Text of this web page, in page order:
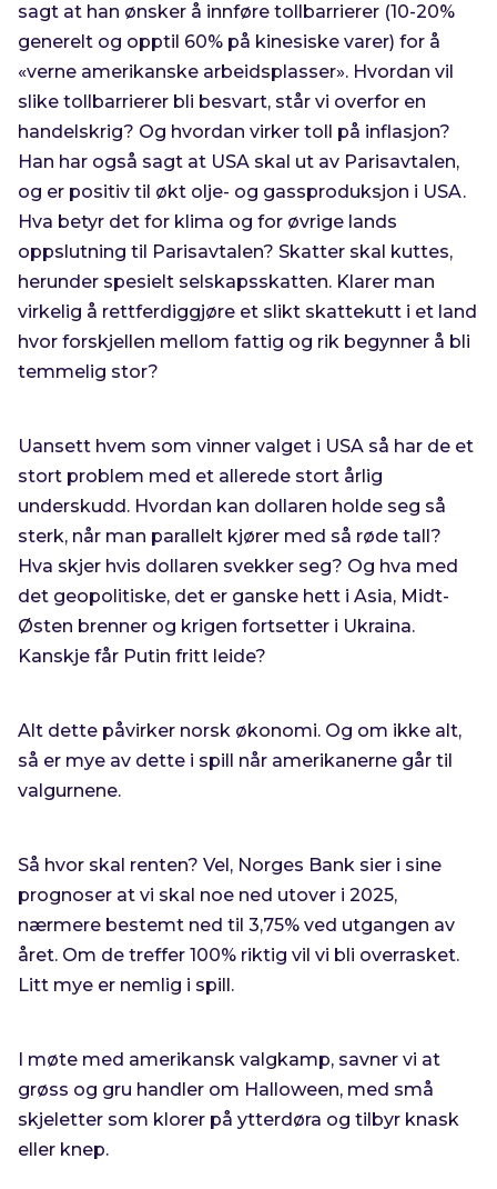
sagt at han ønsker å innføre tollbarrierer (10-20%
generelt og opptil 60% på kinesiske varer) for å
«verne amerikanske arbeidsplasser». Hvordan vil
slike tollbarrierer bli besvart, står vi overfor en
handelskrig? Og hvordan virker toll på inflasjon?
Han har også sagt at USA skal ut av Parisavtalen,
og er positiv til økt olje- og gassproduksjon i USA.
Hva betyr det for klima og for øvrige lands
oppslutning til Parisavtalen? Skatter skal kuttes,
herunder spesielt selskapsskatten. Klarer man
virkelig å rettferdiggjøre et slikt skattekutt i et land
hvor forskjellen mellom fattig og rik begynner å bli
temmelig stor?
Uansett hvem som vinner valget i USA så har de et
stort problem med et allerede stort årlig
underskudd. Hvordan kan dollaren holde seg så
sterk, når man parallelt kjører med så røde tall?
Hva skjer hvis dollaren svekker seg? Og hva med
det geopolitiske, det er ganske hett i Asia, Midt-
Østen brenner og krigen fortsetter i Ukraina.
Kanskje får Putin fritt leide?
Alt dette påvirker norsk økonomi. Og om ikke alt,
så er mye av dette i spill når amerikanerne går til
valgurnene.
Så hvor skal renten? Vel, Norges Bank sier i sine
prognoser at vi skal noe ned utover i 2025,
nærmere bestemt ned til 3,75% ved utgangen av
året. Om de treffer 100% riktig vil vi bli overrasket.
Litt mye er nemlig i spill.
I møte med amerikansk valgkamp, savner vi at
grøss og gru handler om Halloween, med små
skjeletter som klorer på ytterdøra og tilbyr knask
eller knep.